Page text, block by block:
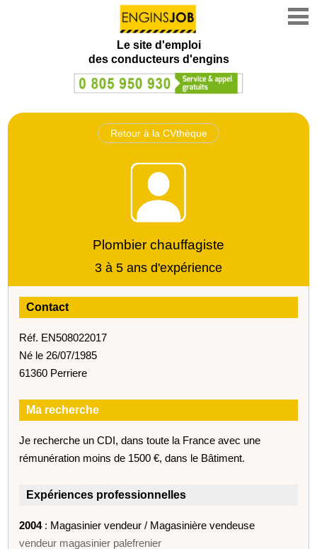
Le site d'emploi
des conducteurs d'engins
Retour à la CVthèque
Plombier chauffagiste
3 à 5 ans d'expérience
Contact
Réf. EN508022017
Né le 26/07/1985
61360 Perriere
Ma recherche
Je recherche un CDI, dans toute la France avec une
rémunération moins de 1500 €, dans le Bâtiment.
Expériences professionnelles
2004: Magasinier vendeur / Magasinière vendeuse
vendeur magasinier palefrenier